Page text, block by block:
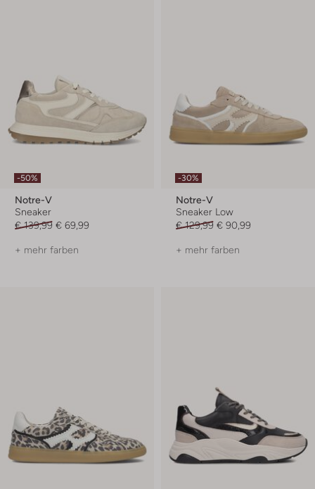
-50%
Notre-V
Sneaker
€ 139,99 € 69,99
+ mehr farben
-30%
Notre-V
Sneaker Low
€ 129,99 € 90,99
+ mehr farben